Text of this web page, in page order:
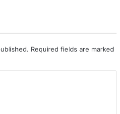
Required fields are marked